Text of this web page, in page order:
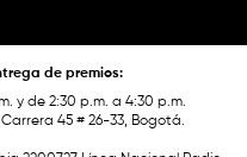
de premios:
y de 2:30 p.m. a 4:30 p.m.
45 # 26-33, Bogotá.